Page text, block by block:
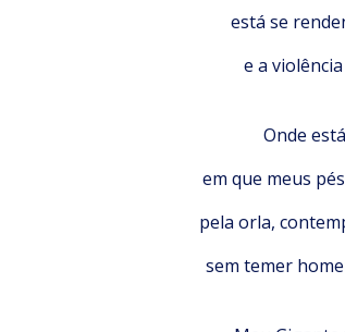
está se
e a
Onde
em que meus
pela orla,
sem temer